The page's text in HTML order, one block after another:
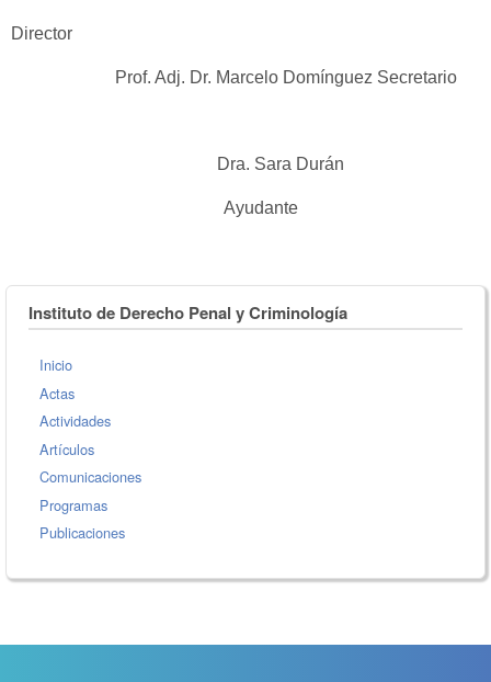
Director
Prof. Adj. Dr. Marcelo Domínguez Secretario
Dra. Sara Durán
Ayudante
Instituto de Derecho Penal y Criminología
Inicio
Actas
Actividades
Artículos
Comunicaciones
Programas
Publicaciones